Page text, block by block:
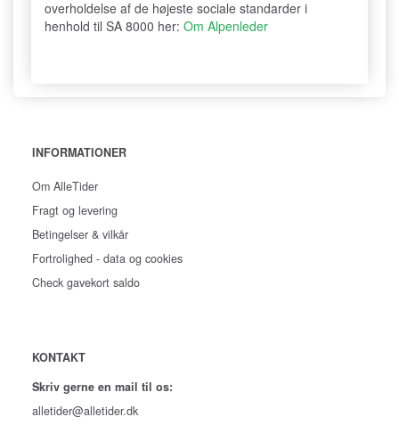
overholdelse af de højeste sociale standarder i
henhold til SA 8000 her: Om Alpenleder
INFORMATIONER
Om AlleTider
Fragt og levering
Betingelser & vilkår
Fortrolighed - data og cookies
Check gavekort saldo
KONTAKT
Skriv gerne en mail til os:
alletider@alletider.dk